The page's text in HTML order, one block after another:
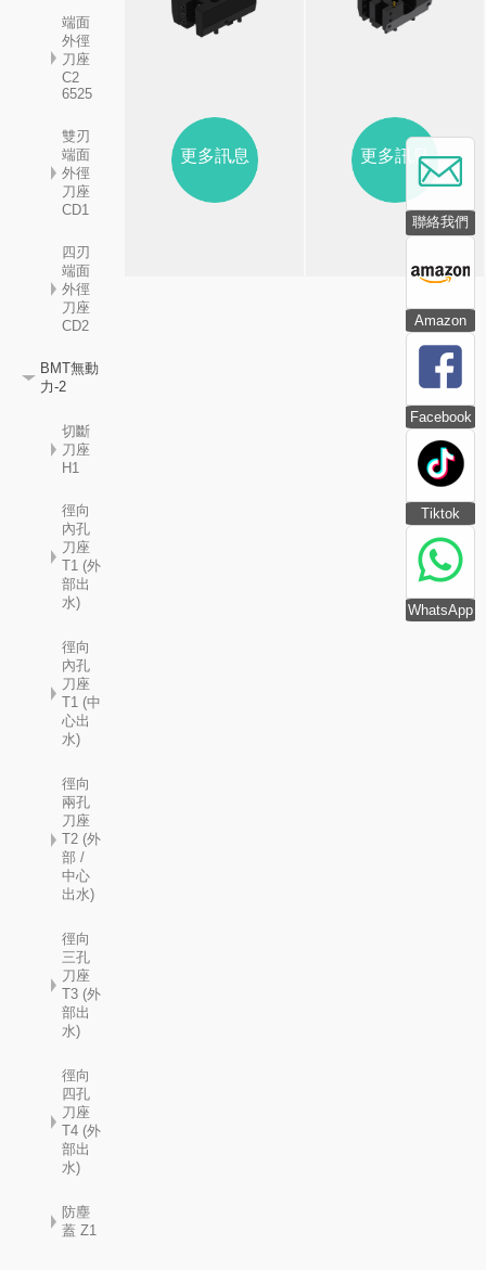
聯絡我們
Amazon
Facebook
Tiktok
WhatsApp
更多訊息 更多訊息
端面
外徑
刀座
C2
6525
雙刃
端面
外徑
刀座
CD1
四刃
端面
外徑
刀座
CD2
BMT無動
力-2
切斷
刀座
H1
徑向
內孔
刀座
T1 (外
部出
水)
徑向
內孔
刀座
T1 (中
心出
水)
徑向
兩孔
刀座
T2 (外
部 /
中心
出水)
徑向
三孔
刀座
T3 (外
部出
水)
徑向
四孔
刀座
T4 (外
部出
水)
防塵
蓋 Z1